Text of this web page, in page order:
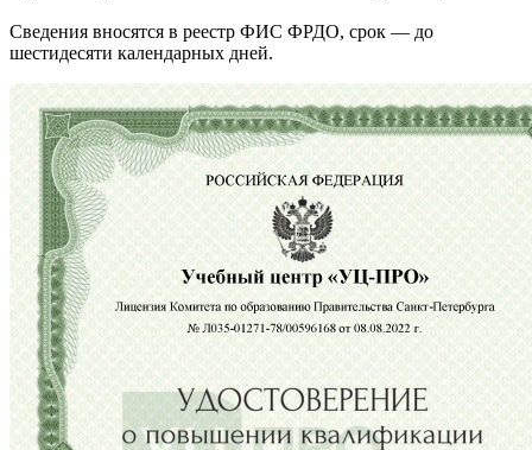
Сведения вносятся в реестр ФИС ФРДО, срок — до
шестидесяти календарных дней.